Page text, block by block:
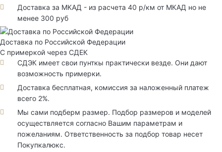
Доставка за МКАД - из расчета 40 р/км от МКАД но не
менее 300 руб
Доставка по Российской Федерации
С примеркой через СДЕК
СДЭК имеет свои пунткы практически везде. Они дают
возможность примерки.
Доставка бесплатная, комиссия за наложенный платеж
всего 2%.
Мы сами подберм размер. Подбор размеров и моделей
осуществляется согласно Вашим параметрам и
пожеланиям. Ответственность за подбор товар несет
Покупкалюкс.